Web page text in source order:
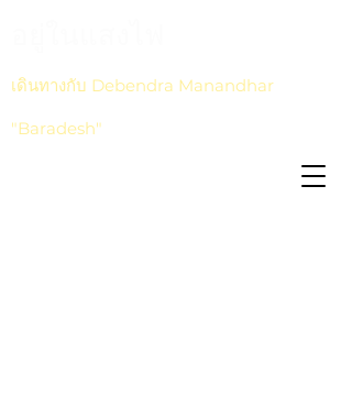
เดินทางกับ Debendra Manandhar
"Baradesh"